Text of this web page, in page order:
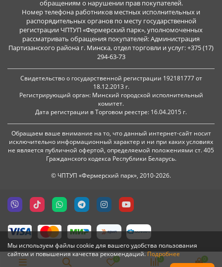
Мы используем файлы cookie для вашего удобства пользования
сайтом и повышения качества рекомендаций.Подробнее
обращениям о нарушении прав покупателей.
Номер телефона работников местных исполнительных и
распорядительных органов по месту государственной
регистрации ЧПТУП «Фермерский парк», уполномоченных
рассматривать обращения покупателей: Администрация
Партизанского района г. Минска, отдел торговли и услуг: +375 (17)
294-63-73
Свидетельство о государственной регистрации 192181777 от
18.12.2013 г.
Регистрирующий орган: Минский городской исполнительный
комитет.
Дата регистрации в Торговом реестре: 16.04.2015 г.
Обращаем ваше внимание на то, что данный интернет-сайт носит
исключительно информационный характер и ни при каких условиях
не является публичной офертой, определяемой положениями ст. 405
Гражданского кодекса Республики Беларусь.
© ЧПТУП «Фермерский парк», 2010-2026.
0 0 0